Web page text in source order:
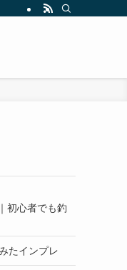
初心者でも釣
たインプレ